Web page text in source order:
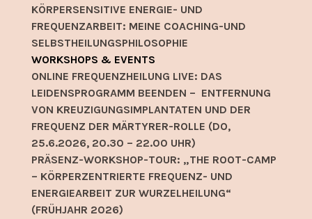
KÖRPERSENSITIVE ENERGIE- UND
FREQUENZARBEIT: MEINE COACHING-UND
SELBSTHEILUNGSPHILOSOPHIE
WORKSHOPS & EVENTS
ONLINE FREQUENZHEILUNG LIVE: DAS
LEIDENSPROGRAMM BEENDEN – ENTFERNUNG
VON KREUZIGUNGSIMPLANTATEN UND DER
FREQUENZ DER MÄRTYRER-ROLLE (DO,
25.6.2026, 20.30 – 22.00 UHR)
PRÄSENZ-WORKSHOP-TOUR: „THE ROOT-CAMP
– KÖRPERZENTRIERTE FREQUENZ- UND
ENERGIEARBEIT ZUR WURZELHEILUNG“
(FRÜHJAHR 2026)